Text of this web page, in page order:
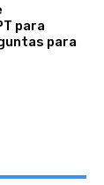
para
para